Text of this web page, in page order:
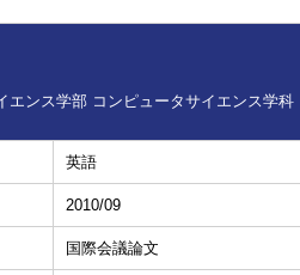
エンス学部 コンピュータサイエンス学科
英語
2010/09
国際会議論文